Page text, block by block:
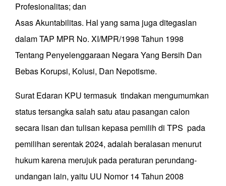
Profesionalitas; dan
Asas Akuntabilitas. Hal yang sama juga ditegaslan
dalam TAP MPR No. XI/MPR/1998 Tahun 1998
Tentang Penyelenggaraan Negara Yang Bersih Dan
Bebas Korupsi, Kolusi, Dan Nepotisme.
Surat Edaran KPU termasuk tindakan mengumumkan
status tersangka salah satu atau pasangan calon
secara lisan dan tulisan kepasa pemilih di TPS pada
pemilihan serentak 2024, adalah beralasan menurut
hukum karena merujuk pada peraturan perundang-
undangan lain, yaitu UU Nomor 14 Tahun 2008